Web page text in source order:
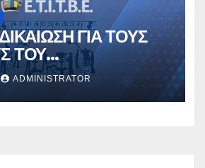
ΓΙΑ ΤΟΥΣ
ΤΟΥ
ΤΟΥ ALPHA TV
ADMINISTRATOR